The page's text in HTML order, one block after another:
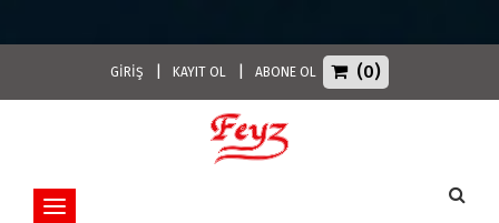
GİRİŞ KAYIT OL ABONE OL (0)
Toggle navigation